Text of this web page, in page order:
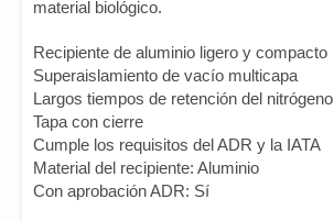
material biológico.
Recipiente de aluminio ligero y compacto
Superaislamiento de vacío multicapa
Largos tiempos de retención del nitrógeno
Tapa con cierre
Cumple los requisitos del ADR y la IATA
Material del recipiente: Aluminio
Con aprobación ADR: Sí